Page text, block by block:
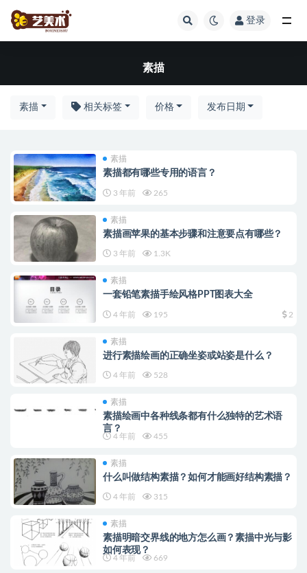
登录
素描
素描 相关标签 价格 发布日期
素描
素描都有哪些专用的语言？
3 年前 265
素描
素描画苹果的基本步骤和注意要点有哪些？
3 年前 1.3K
素描
一套铅笔素描手绘风格PPT图表大全
4 年前 195 2
素描
进行素描绘画的正确坐姿或站姿是什么？
4 年前 528
素描
素描绘画中各种线条都有什么独特的艺术语
言？
4 年前 455
素描
什么叫做结构素描？如何才能画好结构素描？
4 年前 315
素描
素描明暗交界线的地方怎么画？素描中光与影
如何表现？
4 年前 669